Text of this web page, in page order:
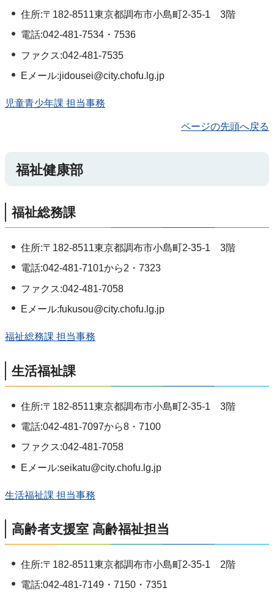
住所:〒182-8511東京都調布市小島町2-35-1 3階
電話:042-481-7534・7536
ファクス:042-481-7535
Eメール:jidousei@city.chofu.lg.jp
児童青少年課 担当事務
ページの先頭へ戻る
福祉健康部
福祉総務課
住所:〒182-8511東京都調布市小島町2-35-1 3階
電話:042-481-7101から2・7323
ファクス:042-481-7058
Eメール:fukusou@city.chofu.lg.jp
福祉総務課 担当事務
生活福祉課
住所:〒182-8511東京都調布市小島町2-35-1 3階
電話:042-481-7097から8・7100
ファクス:042-481-7058
Eメール:seikatu@city.chofu.lg.jp
生活福祉課 担当事務
高齢者支援室 高齢福祉担当
住所:〒182-8511東京都調布市小島町2-35-1 2階
電話:042-481-7149・7150・7351